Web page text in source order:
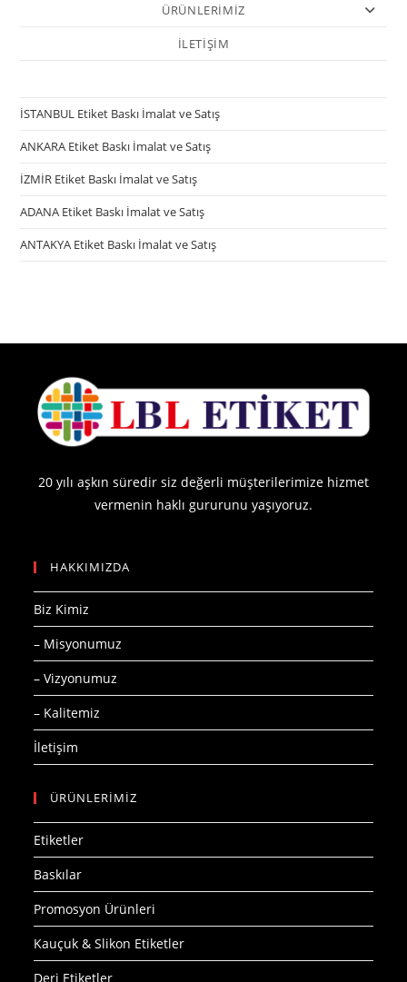
ÜRÜNLERİMİZ
İLETİŞİM
İSTANBUL Etiket Baskı İmalat ve Satış
ANKARA Etiket Baskı İmalat ve Satış
İZMİR Etiket Baskı İmalat ve Satış
ADANA Etiket Baskı İmalat ve Satış
ANTAKYA Etiket Baskı İmalat ve Satış
20 yılı aşkın süredir siz değerli müşterilerimize hizmet
vermenin haklı gururunu yaşıyoruz.
HAKKIMIZDA
Biz Kimiz
– Misyonumuz
– Vizyonumuz
– Kalitemiz
İletişim
ÜRÜNLERİMİZ
Etiketler
Baskılar
Promosyon Ürünleri
Kauçuk & Slikon Etiketler
Deri Etiketler